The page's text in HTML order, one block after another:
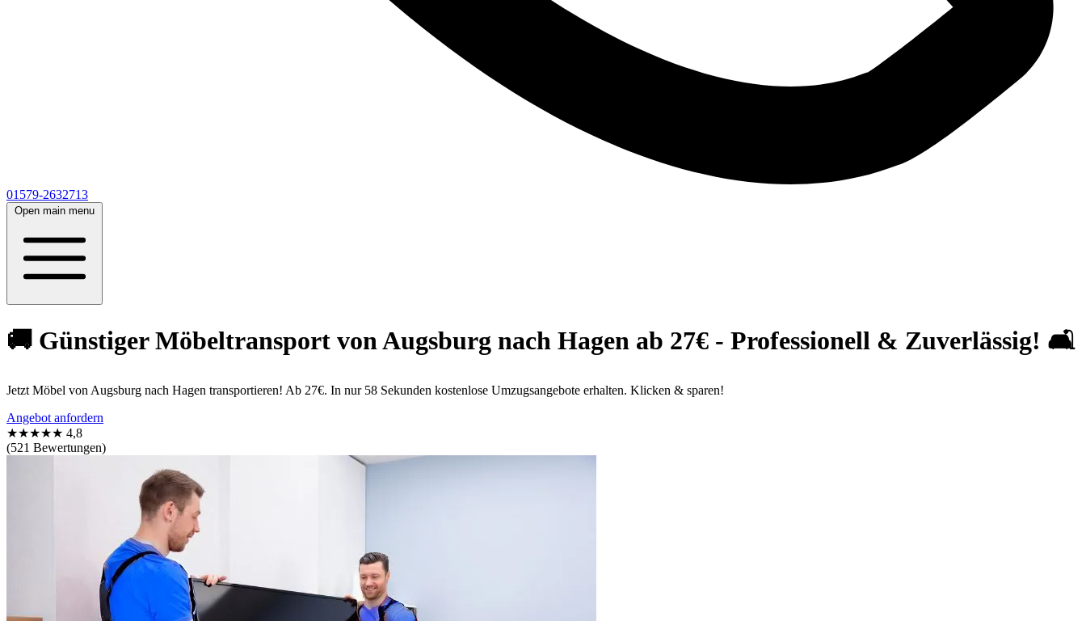
01579-2632713
Open main menu
🚚 Günstiger Möbeltransport von Augsburg nach Hagen ab 27€ - Professionell & Zuverlässig! 🛋️
Jetzt Möbel von Augsburg nach Hagen transportieren! Ab 27€. In nur 58 Sekunden kostenlose Umzugsangebote erhalten. Klicken & sparen!
Angebot anfordern
★★★★★ 4,8
(521 Bewertungen)